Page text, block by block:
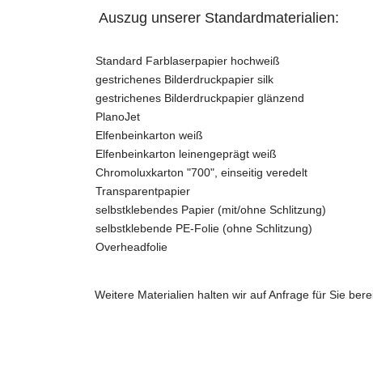
Auszug unserer Standardmaterialien:
Standard Farblaserpapier hochweiß
gestrichenes Bilderdruckpapier silk
gestrichenes Bilderdruckpapier glänzend
PlanoJet
Elfenbeinkarton weiß
Elfenbeinkarton leinengeprägt weiß
Chromoluxkarton "700", einseitig veredelt
Transparentpapier
selbstklebendes Papier (mit/ohne Schlitzung)
selbstklebende PE-Folie (ohne Schlitzung)
Overheadfolie
Weitere Materialien halten wir auf Anfrage für Sie